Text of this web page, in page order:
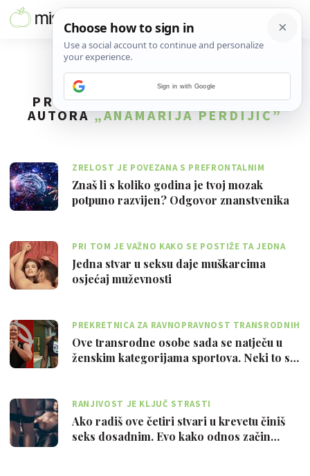
PRONAĐENO204REZULTATA ZA
AUTORA„ANAMARIJA PERDIJIĆ”
ZRELOST JE POVEZANA S PREFRONTALNIM
KORTEKSOM
Znaš li s koliko godina je tvoj mozak
potpuno razvijen? Odgovor znanstvenika
PRI TOM JE VAŽNO KAKO SE POSTIŽE TA JEDNA
STVAR
Jedna stvar u seksu daje muškarcima
osjećaj muževnosti
PREKRETNICA ZA RAVNOPRAVNOST TRANSRODNIH
OSOBA
Ove transrodne osobe sada se natječu u
ženskim kategorijama sportova. Neki to s…
RANJIVOST JE KLJUČ STRASTI
Ako radiš ove četiri stvari u krevetu činiš
seks dosadnim. Evo kako odnos začin…
Sign in with Google